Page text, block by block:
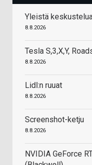
Yleistä
8.8.2026
Tesla S,3,X,Y,
8.8.2026
Lidl:n ruuat
8.8.2026
Screenshot-ketju
8.8.2026
NVIDIA GeForce